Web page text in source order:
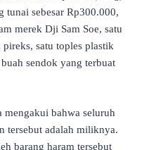
tunai sebesar Rp300.000,
merek Dji Sam Soe, satu
satu toples plastik
sendok yang terbuat
mengakui bahwa seluruh
tersebut adalah miliknya.
barang haram tersebut